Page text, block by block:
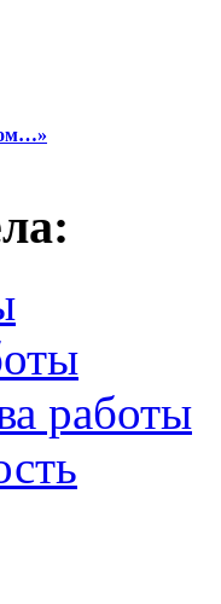
работы